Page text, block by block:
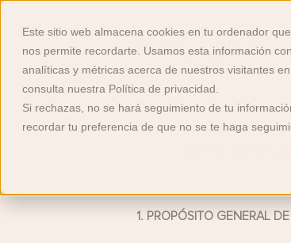
Este sitio web almacena cookies en tu ordenador
nos permite recordarte. Usamos esta información
analíticas y métricas acerca de nuestros visitantes
consulta nuestra Política de privacidad.
Si rechazas, no se hará seguimiento de tu
recordar tu preferencia de que no se te haga
1. PROPÓSITO GENERAL